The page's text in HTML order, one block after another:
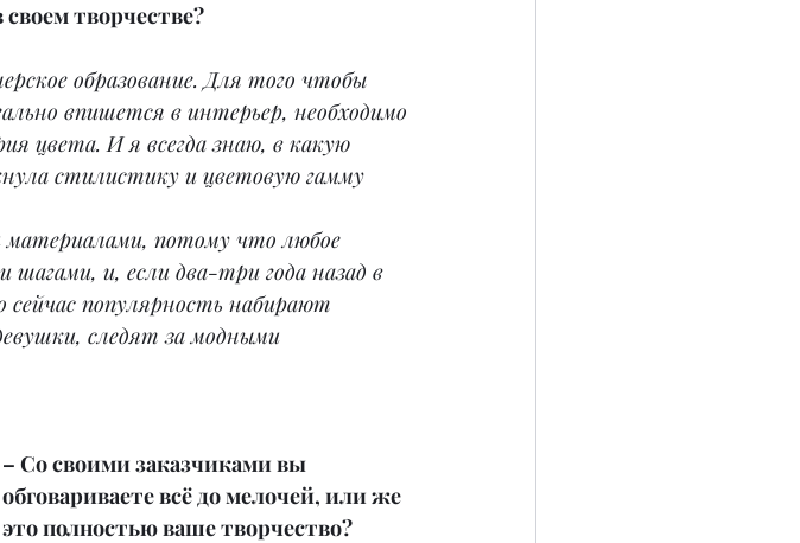
творчестве?
образование. Для того чтобы
впишется в интерьер, необходимо
цвета. И я всегда знаю, в какую
стилистику и цветовую гамму
потому что любое
шагами, и, если два-три года назад в
сейчас популярность набирают
следят за модными
– Со своими заказчиками вы
обговариваете всё до мелочей, или же
это полностью ваше творчество?